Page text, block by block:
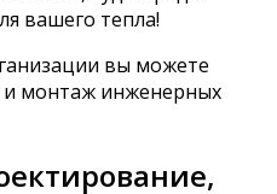
вашего тепла!
вы можете
и монтаж инженерных